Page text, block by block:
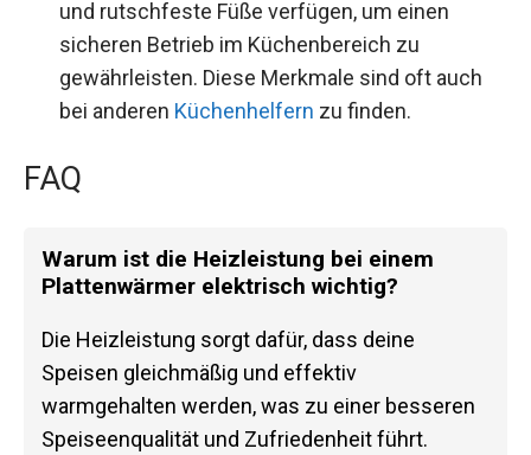
und rutschfeste Füße verfügen, um einen
sicheren Betrieb im Küchenbereich zu
gewährleisten. Diese Merkmale sind oft auch
bei anderen Küchenhelfern zu finden.
FAQ
Warum ist die Heizleistung bei einem
Plattenwärmer elektrisch wichtig?
Die Heizleistung sorgt dafür, dass deine
Speisen gleichmäßig und effektiv
warmgehalten werden, was zu einer besseren
Speiseenqualität und Zufriedenheit führt.